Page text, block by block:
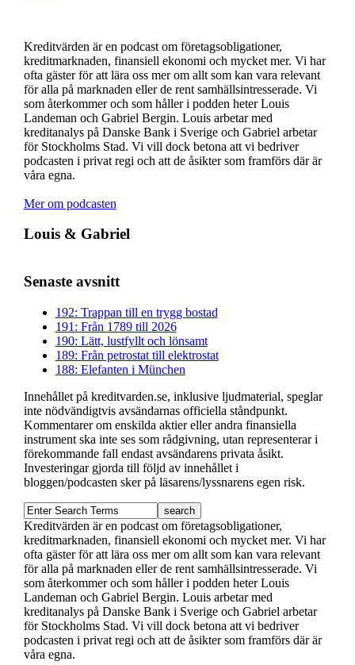
Kreditvärden är en podcast om företagsobligationer,
kreditmarknaden, finansiell ekonomi och mycket mer. Vi har
ofta gäster för att lära oss mer om allt som kan vara relevant
för alla på marknaden eller de rent samhällsintresserade. Vi
som återkommer och som håller i podden heter Louis
Landeman och Gabriel Bergin. Louis arbetar med
kreditanalys på Danske Bank i Sverige och Gabriel arbetar
för Stockholms Stad. Vi vill dock betona att vi bedriver
podcasten i privat regi och att de åsikter som framförs där är
våra egna.
Mer om podcasten
Louis & Gabriel
Senaste avsnitt
192: Trappan till en trygg bostad
191: Från 1789 till 2026
190: Lätt, lustfyllt och lönsamt
189: Från petrostat till elektrostat
188: Elefanten i München
Innehållet på kreditvarden.se, inklusive ljudmaterial, speglar
inte nödvändigtvis avsändarnas officiella ståndpunkt.
Kommentarer om enskilda aktier eller andra finansiella
instrument ska inte ses som rådgivning, utan representerar i
förekommande fall endast avsändarens privata åsikt.
Investeringar gjorda till följd av innehållet i
bloggen/podcasten sker på läsarens/lyssnarens egen risk.
Kreditvärden är en podcast om företagsobligationer,
kreditmarknaden, finansiell ekonomi och mycket mer. Vi har
ofta gäster för att lära oss mer om allt som kan vara relevant
för alla på marknaden eller de rent samhällsintresserade. Vi
som återkommer och som håller i podden heter Louis
Landeman och Gabriel Bergin. Louis arbetar med
kreditanalys på Danske Bank i Sverige och Gabriel arbetar
för Stockholms Stad. Vi vill dock betona att vi bedriver
podcasten i privat regi och att de åsikter som framförs där är
våra egna.